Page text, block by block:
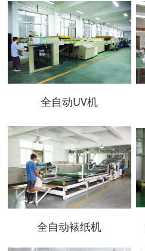
全自动UV机
全自动裱纸机